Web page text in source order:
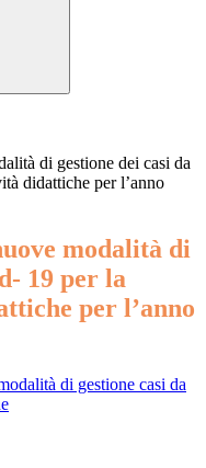
di gestione dei casi da
didattiche per l’anno
modalità di
19 per la
per l’anno
di gestione casi da